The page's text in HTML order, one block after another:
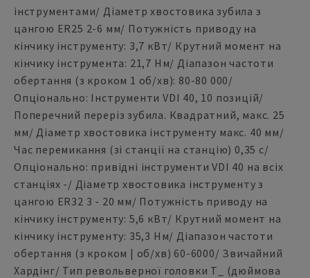
інструментами/ Діаметр хвостовика зубила з
цангою ER25 2-6 мм/ Потужність приводу на
кінчику інструменту: 3,7 кВт/ Крутний момент на
кінчику інструмента: 21,7 Нм/ Діапазон частоти
обертання (з кроком 1 об/хв): 80-80 000/
Опціонально: Інструменти VDI 40, 10 позицій/
Поперечний переріз зубила. Квадратний, макс. 25
мм/ Діаметр хвостовика інструменту макс. 40 мм/
Час перемикання (зі станції на станцію) 0,35 с/
Опціонально: привідні інструменти VDI 40 на всіх
станціях -/ Діаметр хвостовика інструменту з
цангою ER32 3 - 20 мм/ Потужність приводу на
кінчику інструменту: 5,6 кВт/ Крутний момент на
кінчику інструменту: 35,3 Нм/ Діапазон частоти
обертання (з кроком | об/хв) 60-6000/ Звичайний
Хардінг/ Тип револьверної головки T_ (дюймова